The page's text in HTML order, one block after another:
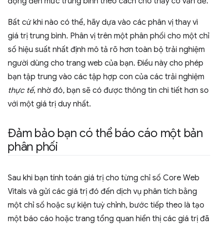
Bất cứ khi nào có thể, hãy dựa vào các phân vị thay vì
giá trị trung bình. Phân vị trên một phân phối cho một chỉ
số hiệu suất nhất định mô tả rõ hơn toàn bộ trải nghiệm
người dùng cho trang web của bạn. Điều này cho phép
bạn tập trung vào các tập hợp con của các trải nghiệm
thực tế, nhờ đó, bạn sẽ có được thông tin chi tiết hơn so
với một giá trị duy nhất.
Đảm bảo bạn có thể báo cáo một bản
phân phối
Sau khi bạn tính toán giá trị cho từng chỉ số Core Web
Vitals và gửi các giá trị đó đến dịch vụ phân tích bằng
một chỉ số hoặc sự kiện tuỳ chỉnh, bước tiếp theo là tạo
một báo cáo hoặc trang tổng quan hiển thị các giá trị đã